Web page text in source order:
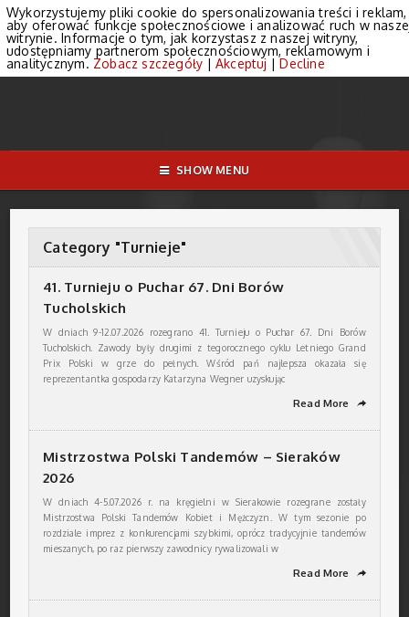
SHOW MENU
Category "Turnieje"
41. Turnieju o Puchar 67. Dni Borów
Tucholskich
W dniach 9-12.07.2026 rozegrano 41. Turnieju o Puchar 67. Dni Borów
Tucholskich. Zawody były drugimi z tegorocznego cyklu Letniego Grand
Prix Polski w grze do pełnych. Wśród pań najlepsza okazała się
reprezentantka gospodarzy Katarzyna Wegner uzyskując
Read More ➦
Mistrzostwa Polski Tandemów – Sieraków
2026
W dniach 4-5.07.2026 r. na kręgielni w Sierakowie rozegrane zostały
Mistrzostwa Polski Tandemów Kobiet i Mężczyzn. W tym sezonie po
rozdziale imprez z konkurencjami szybkimi, oprócz tradycyjnie tandemów
mieszanych, po raz pierwszy zawodnicy rywalizowali w
Read More ➦
Wykorzystujemy pliki cookie do spersonalizowania treści i reklam,
aby oferować funkcje społecznościowe i analizować ruch w
witrynie. Informacje o tym, jak korzystasz z naszej witryny,
udostępniamy partnerom społecznościowym, reklamowym i
analitycznym. Zobacz szczegóły | Akceptuj |Decline